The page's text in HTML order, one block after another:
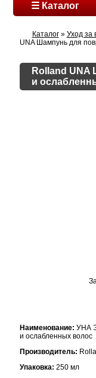
☰ Каталог
Каталог» Уход за
UNA Шампунь для
Rolland
и
Наименование: УНА
и ослабленных волос
Производитель:
Упаковка: 250 мл